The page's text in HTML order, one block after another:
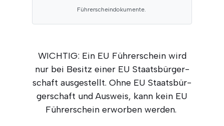
Führerscheindokumente.
WICHTIG: Ein EU Füh­rer­schein wird
nur bei Besitz einer EU Staats­bür­ger­
schaft aus­ge­stellt. Ohne EU Staats­bür­
ger­schaft und Aus­weis, kann kein EU
Füh­rer­schein erwor­ben werden.